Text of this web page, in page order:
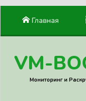
Главная
VM-
Мониторинг и